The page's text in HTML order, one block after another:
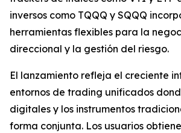
inversos como TQQQ y SQQQ
herramientas flexibles para la
direccional y la gestión del riesgo.
El lanzamiento refleja el creciente
entornos de trading unificados
digitales y los instrumentos
forma conjunta. Los usuarios